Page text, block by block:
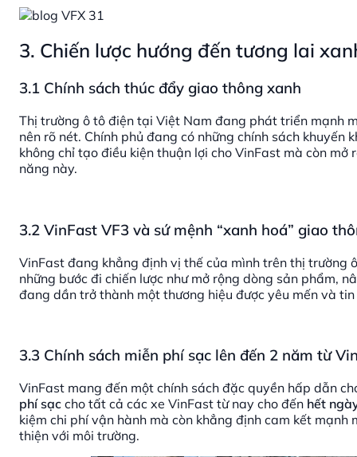
3. Chiến lược hướng đến tương lai
3.1 Chính sách thúc đẩy giao thông xanh
Thị trường ô tô điện tại Việt Nam đang phát triển mạnh
nên rõ nét. Chính phủ đang có những chính sách
không chỉ tạo điều kiện thuận lợi cho VinFast mà còn
năng này.
3.2 VinFast VF3 và sứ mệnh “xanh hoá” giao
VinFast đang khẳng định vị thế của mình trên thị trường
những bước đi chiến lược như mở rộng dòng sản phẩm,
đang dần trở thành một thương hiệu được yêu mến và
3.3 Chính sách miễn phí sạc lên đến 2 năm từ
VinFast mang đến một chính sách đặc quyền hấp dẫn
phí sạc cho tất cả các xe VinFast từ nay cho đến hết
kiệm chi phí vận hành mà còn khẳng định cam kết
thiện với môi trường.